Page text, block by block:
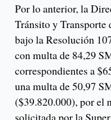
Por lo anterior, la
Tránsito y Transporte
bajo la Resolución
con multa de 84,29
correspondientes a
una multa de 50,97
($39.820.000), por el
solicitada por la Super.